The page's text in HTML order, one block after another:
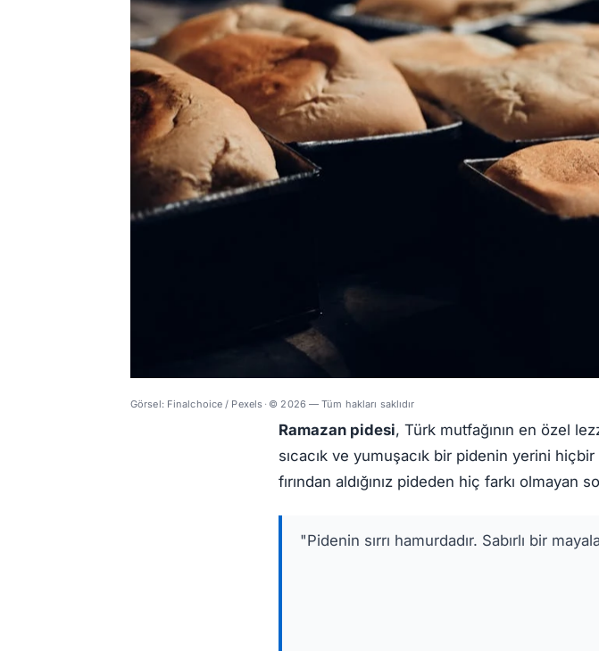
Görsel: Finalchoice / Pexels · © 2026 — Tüm hakları saklıdır
Ramazan pidesi, Türk mutfağının en özel
sıcacık ve yumuşacık bir pidenin yerini
fırından aldığınız pideden hiç farkı olmayan
"Pidenin sırrı hamurdadır. Sabırlı bir